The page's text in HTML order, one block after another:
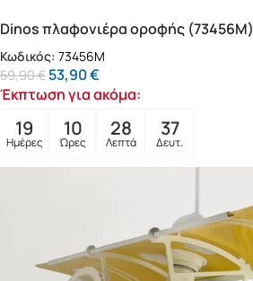
Dinos πλαφονιέρα οροφής (73456M)
Κωδικός: 73456M
59,90€ 53,90€
Έκπτωση για ακόμα:
19
Ημέρες
10
Ώρες
28
Λεπτά
35
Δευτ.